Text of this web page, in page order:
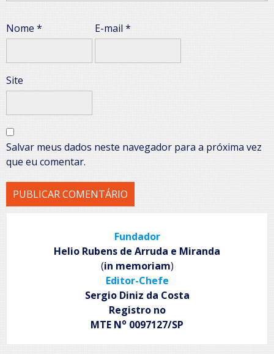
Nome * E-mail*
Site
Salvar meus dados neste navegador para a próxima vez
que eu comentar.
Fundador
Helio Rubens de Arruda e Miranda
(in memoriam)
Editor-Chefe
Sergio Diniz da Costa
Registro no
MTE No 0097127/SP